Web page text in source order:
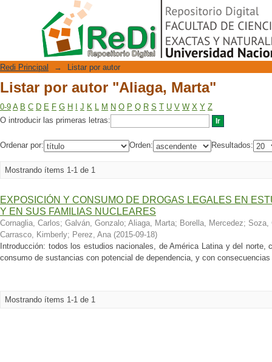
Listar por autor "Aliaga, Marta"
Repositorio Digital
Redi Principal → Listar por autor
Listar por autor "Aliaga, Marta"
0-9 A B C D E F G H J K L M N O P Q R S T U V W X Y Z
O introducir las primeras letras:
Ordenar por: Orden: Resultados:
Mostrando ítems 1-1 de 1
EXPOSICIÓN Y CONSUMO DE DROGAS LEGALES EN
Y EN SUS FAMILIAS NUCLEARES
Cornaglia, Carlos; Galván, Gonzalo; Aliaga, Marta; Borella, Mercedez; Soza,
Carrasco, Kimberly; Perez, Ana (2015-09-18)
Introducción: todos los estudios nacionales, de América Latina y del norte,
consumo de sustancias con potencial de dependencia, y con
Mostrando ítems 1-1 de 1